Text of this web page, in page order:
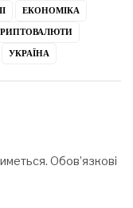
ЕКОНОМІКА
УКРАЇНА
Обов’язкові